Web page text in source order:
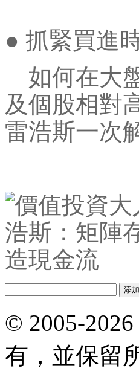
● 抓緊買進
如何在大
及個股相對
雷浩斯一次
© 2005-
有，並保留